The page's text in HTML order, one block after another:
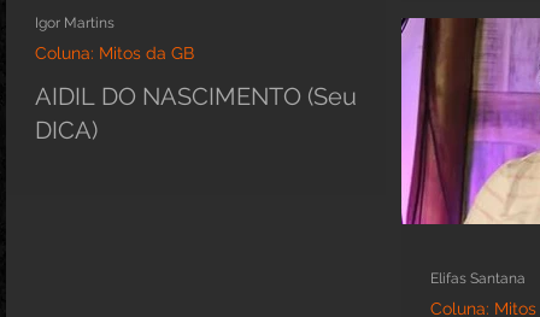
AIDIL DO NASCIMENTO (Seu
DICA)
Coluna: Mitos da GB
Igor Martins
Coluna: Mitos
Elifas Santana